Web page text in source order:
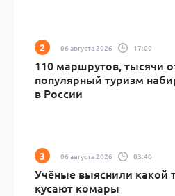
06 августа 2026 17:00
110 маршрутов, тысячи
популярный туризм
в России
06 августа 2026 03:40
Учёные выяснили какой
кусают комары